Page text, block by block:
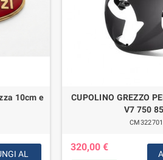
10cm e
AL
CUPOLINO GREZZO
V7 750
CM322701
320,00 €